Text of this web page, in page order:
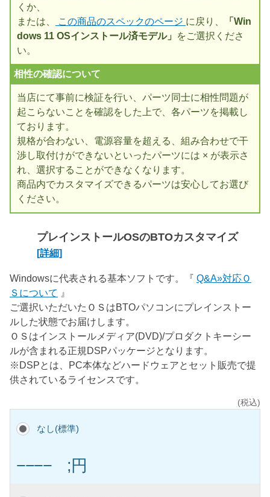
くか、
または、
この商品のスペックのページ に戻り、
「Win
dows 11 OSインストール済モデル」
をご選択くださ
い。
相性の確認について
当店にて事前に検証を行い、パーツ同士に相性問題が
起こらないことを確認をした上で、各パーツを掲載し
ております。
規格が合わない、電源容量を超える、組み合わせで干
渉し取付けができないといったパーツには × が表示さ
れ、選択することができなくなります。
商品内でカスタマイズできるパーツは安心してお選び
ください。
プレインストールOSのBTOカスタマイズ
[詳細]
Windowsに代表される基本ソフトです。『 Q&A»対応Ｏ
Ｓについて 』
ご選択いただいたＯＳはBTOパソコンにプレインストー
ルした状態でお届けします。
ＯＳはインストールメディア(DVD)/プロダクトキーシー
ルが含まれる正規DSPパッケージとなります。
※DSPとは、PC本体などハードウェアとセット販売で提
供されているライセンスです。
(税込)
なし(標準)
−−−− ;円